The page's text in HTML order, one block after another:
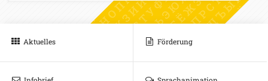
Aktuelles Förderung